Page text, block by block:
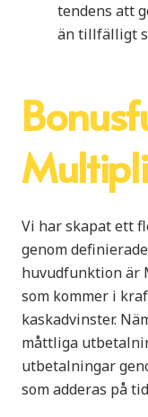
tendens att
än tillfälligt
Vi har skapat ett
genom
huvudfunktion är
som kommer i
kaskadvinster.
måttliga
utbetalningar
som adderas på